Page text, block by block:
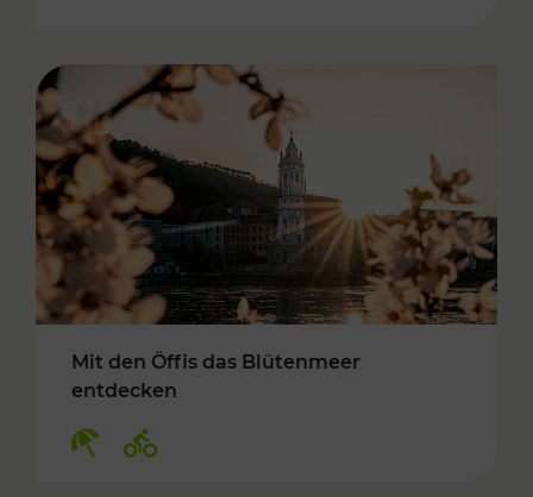
Mit den Öffis das Blütenmeer
entdecken